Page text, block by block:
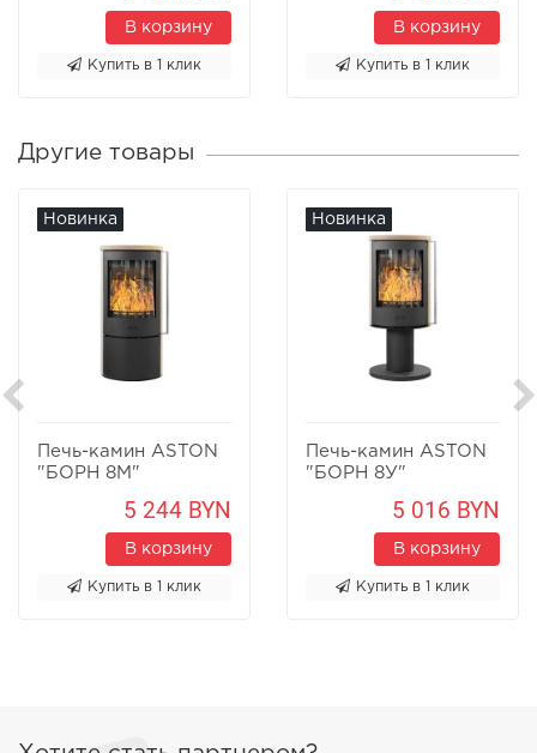
В корзину
Купить в 1 клик
В корзину
Купить в 1 клик
Другие товары
Новинка
Печь-камин ASTON
"БОРН 8М"
5 244 BYN
В корзину
Купить в 1 клик
Новинка
Печь-камин ASTON
"БОРН 8У"
5 016 BYN
В корзину
Купить в 1 клик